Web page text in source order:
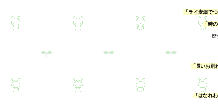
「ライ麦畑で
「時
「長いお
「はなれ